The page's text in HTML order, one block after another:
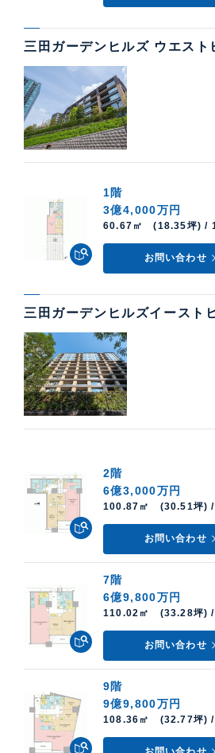
三田ガーデンヒルズ ウエスト
1階
3億4,000万円
60.67㎡ (18.35坪) /
お問い合わせ
三田ガーデンヒルズイースト
2階
6億3,000万円
100.87㎡ (30.51坪) /
お問い合わせ
7階
6億9,800万円
110.02㎡ (33.28坪) /
お問い合わせ
9階
9億9,800万円
108.36㎡ (32.77坪) /